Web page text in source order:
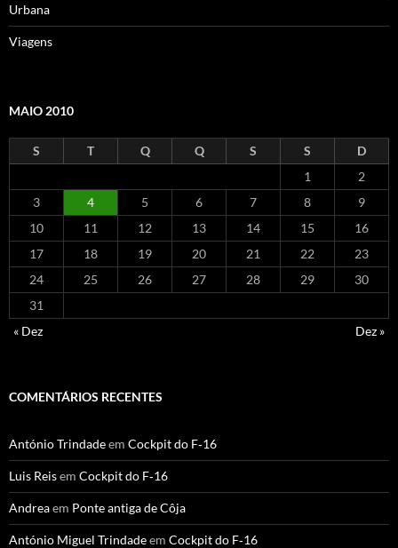
Urbana
Viagens
MAIO 2010
S T Q Q S S
D
1
2
3
4 5 6 7 8
9
10
11 12 13 14 15
16
17
18 19 20 21 22
23
24
25 26 27 28 29
30
31
« Dez
Dez »
COMENTÁRIOS RECENTES
António Trindadeem Cockpit do F‑16
Luis Reisem Cockpit do F‑16
Andreaem Ponte antiga de Côja
António Miguel Trindadeem Cockpit do F‑16